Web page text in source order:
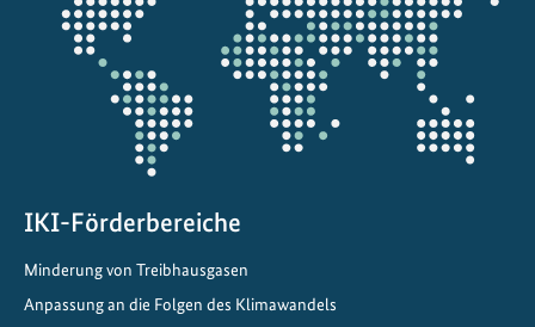
i
o
d
i
v
ä
Projektkarte
IKI-Förderbereiche
Minderung von Treibhausgasen
Anpassung an die Folgen des Klimawandels